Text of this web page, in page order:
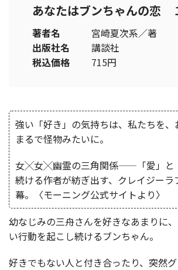
あなたはブンちゃんの恋
著者名
宮崎夏次系／著
出版社名
講談社
税込価格
715円
強い「好き」の気持ちは、私たちを、
まるで怪物みたいに。
女╳女╳幽霊の三角関係——「愛」と
続ける作者が紡ぎ出す、クレイジーラ
幕。〈モーニング公式サイトより〉
幼なじみの三舟さんを好きなあまりに
い行動を起こし続けるブンちゃん。
好きでもない人と付き合ったり、突然